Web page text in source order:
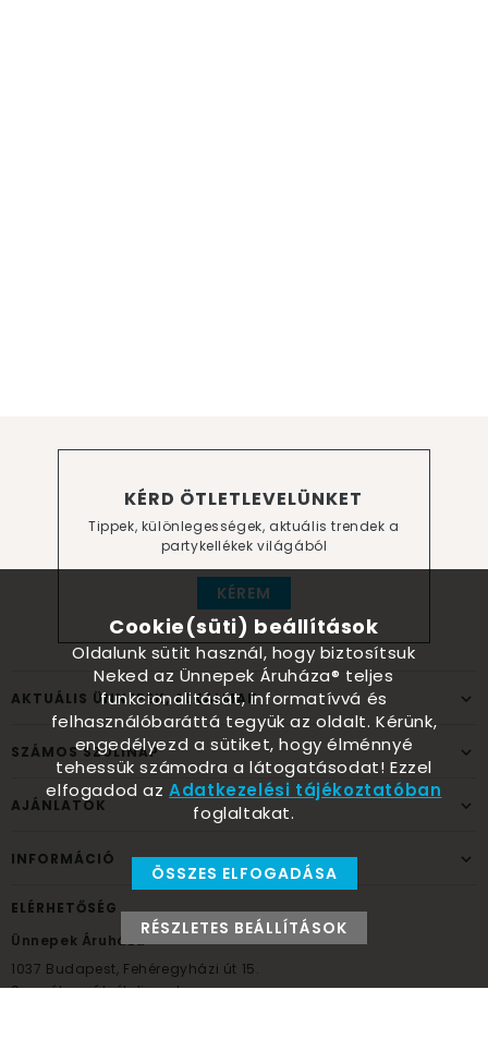
KÉRD ÖTLETLEVELÜNKET
Tippek, különlegességek, aktuális trendek a
partykellékek világából
KÉREM
AKTUÁLIS ÜNNEPEK, ALKALMAK
SZÁMOS SZÜLINAP
AJÁNLATOK
INFORMÁCIÓ
ELÉRHETŐSÉG
Ünnepek Áruháza
1037 Budapest, Fehéregyházi út 15.
Személyes átvételi pont
Cookie(süti) beállítások
Oldalunk sütit használ, hogy biztosítsuk
Neked az Ünnepek Áruháza® teljes
funkcionalitását, informatívvá és
felhasználóbaráttá tegyük az oldalt. Kérünk,
engedélyezd a sütiket, hogy élménnyé
tehessük számodra a látogatásodat! Ezzel
elfogadod azAdatkezelési tájékoztatóban
foglaltakat.
ÖSSZES ELFOGADÁSA
RÉSZLETES BEÁLLÍTÁSOK